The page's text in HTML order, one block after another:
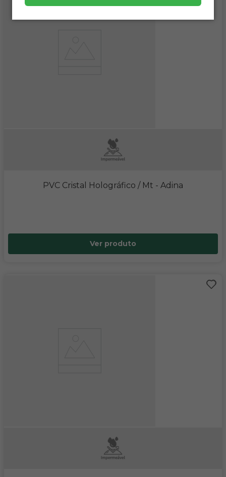
PVC Cristal Holográfico / Mt - Adina
Ver produto